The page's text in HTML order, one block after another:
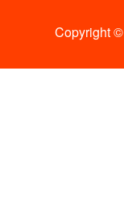
Copyright